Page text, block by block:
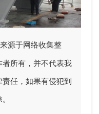
源于网络收集整
所有，并不代表我
任，如果有侵犯到